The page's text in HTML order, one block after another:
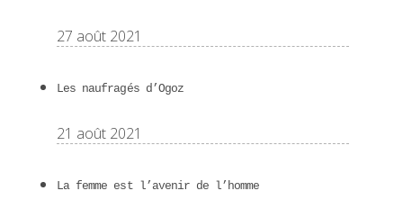
27 août 2021
Les naufragés d’Ogoz
21 août 2021
La femme est l’avenir de l’homme